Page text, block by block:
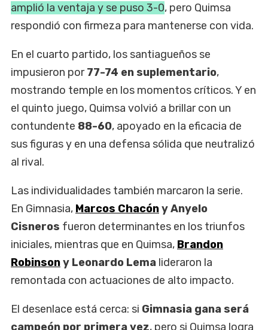
amplió la ventaja y se puso 3-0, pero Quimsa
respondió con firmeza para mantenerse con vida.
En el cuarto partido, los santiagueños se
impusieron por77-74 en suplementario,
mostrando temple en los momentos críticos. Y en
el quinto juego, Quimsa volvió a brillar con un
contundente 88-60, apoyado en la eficacia de
sus figuras y en una defensa sólida que neutralizó
al rival.
Las individualidades también marcaron la serie.
En Gimnasia, Marcos Chacóny Anyelo
Cisneros fueron determinantes en los triunfos
iniciales, mientras que en Quimsa, Brandon
Robinsony Leonardo Lema lideraron la
remontada con actuaciones de alto impacto.
El desenlace está cerca: si Gimnasia gana será
campeón por primera vez, pero si Quimsa logra